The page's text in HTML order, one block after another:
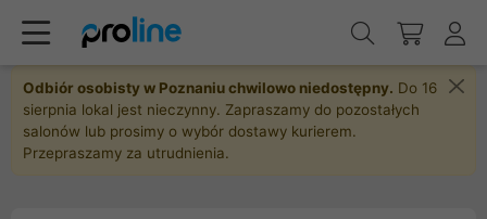
Odbiór osobisty w Poznaniu chwilowo niedostępny. Do 16
sierpnia lokal jest nieczynny. Zapraszamy do pozostałych
salonów lub prosimy o wybór dostawy kurierem.
Przepraszamy za utrudnienia.